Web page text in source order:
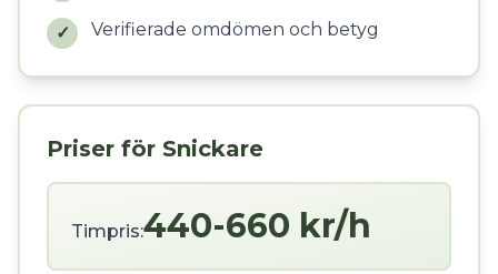
✓ Verifierade omdömen och betyg
Priser för Snickare
Timpris:440-660 kr/h